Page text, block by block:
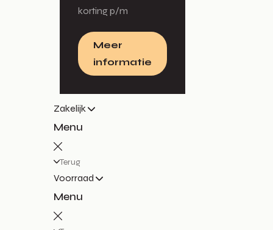
korting p/m
Meer
informatie
Zakelijk
Menu
Terug
Voorraad
Menu